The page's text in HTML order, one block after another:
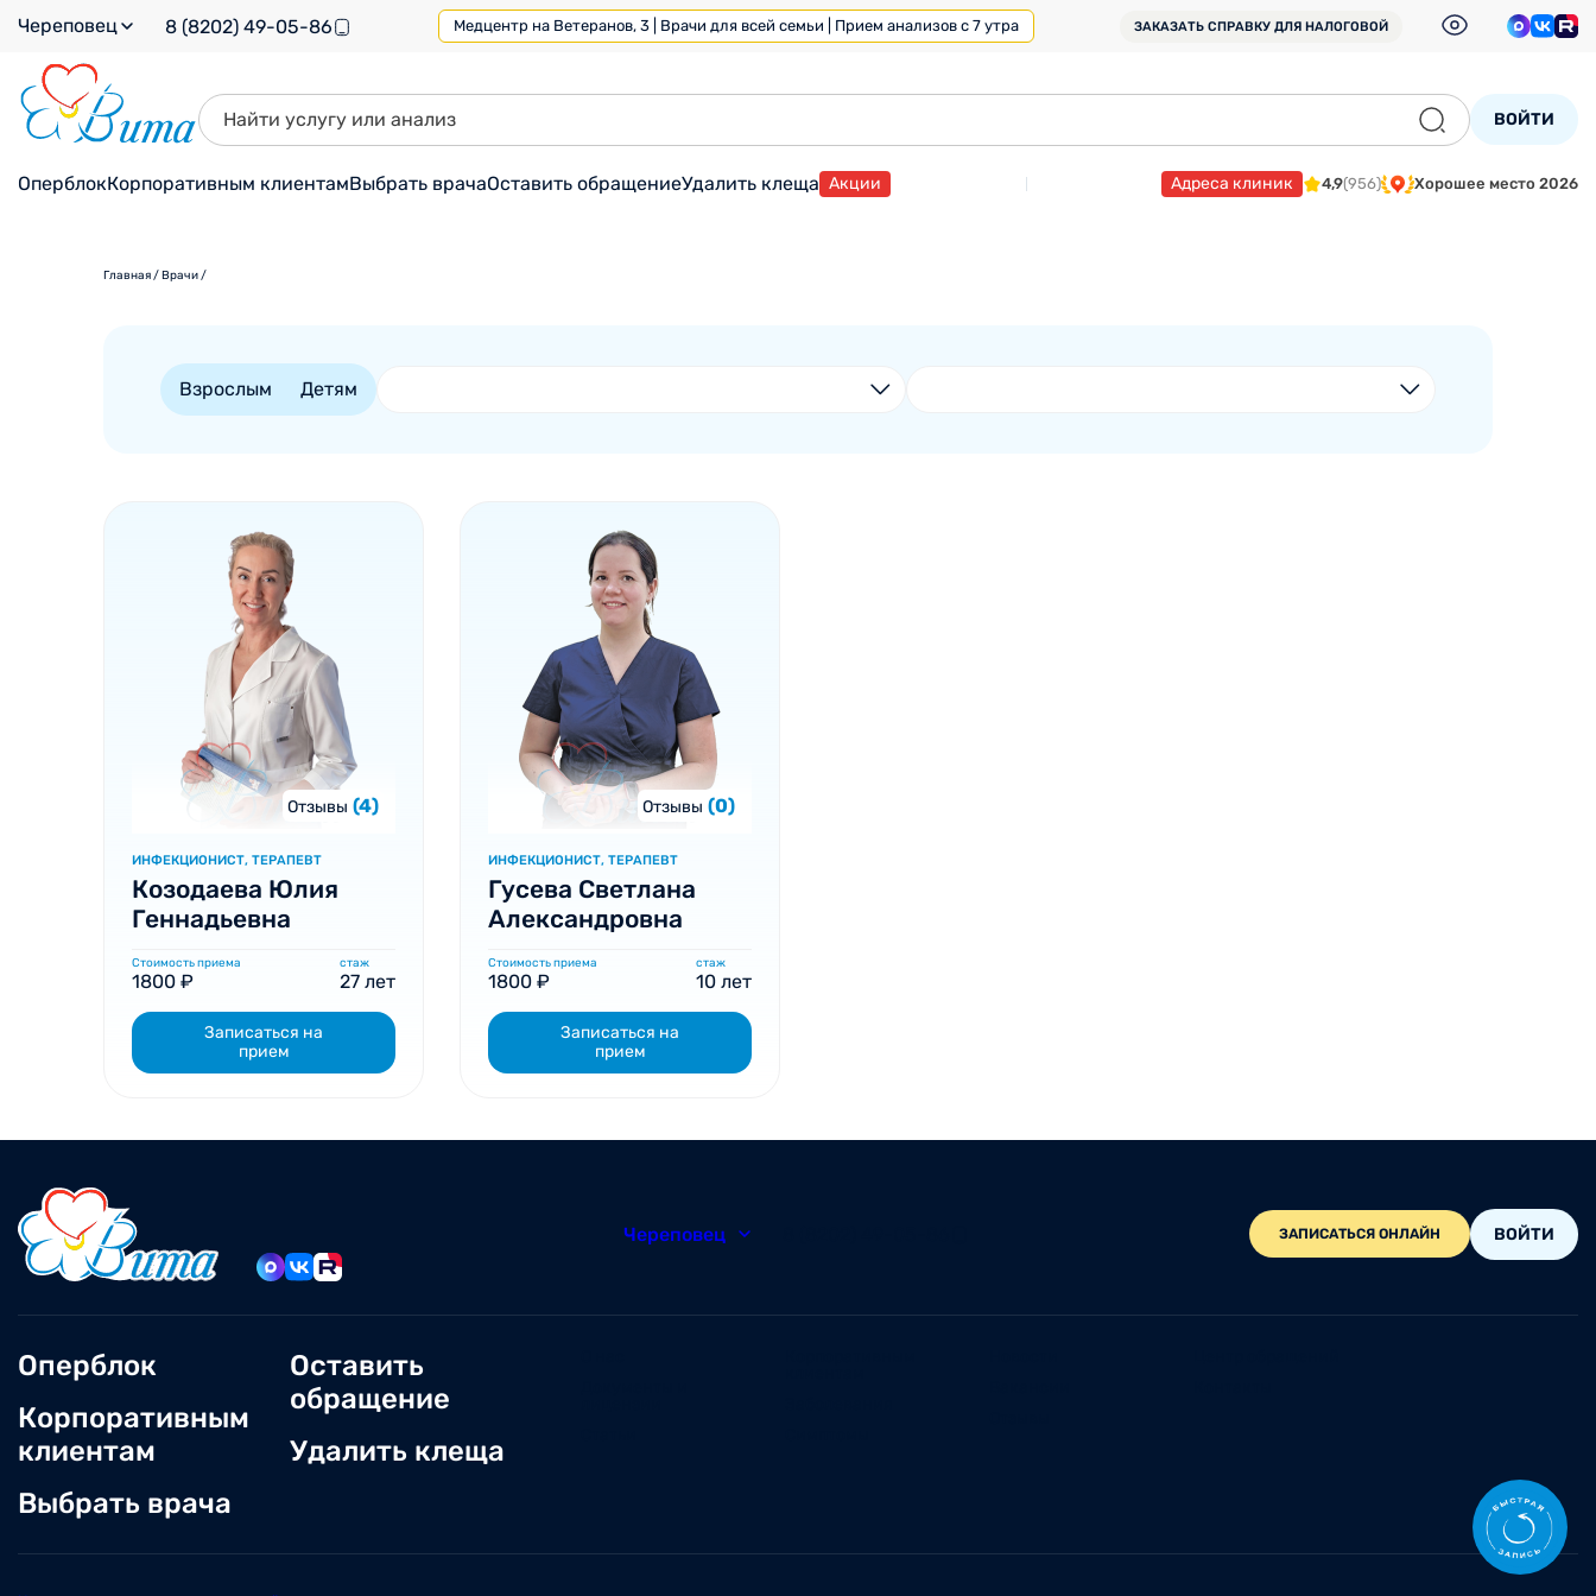
Череповец 8 (8202) 49-05-86 Медцентр на Ветеранов, 3 | Врачи для всей семьи | Прием анализов с 7 утра ЗАКАЗАТЬ СПРАВКУ ДЛЯ НАЛОГОВОЙ
ВОЙТИ
ОперблокКорпоративным клиентамВыбрать врачаОставить обращениеУдалить клеща Акции Адреса клиник 4,9(956) Хорошее место 2026
Главная/Врачи/
Взрослым Детям
Отзывы (4)
ИНФЕКЦИОНИСТ, ТЕРАПЕВТ
Козодаева Юлия
Геннадьевна
Стоимость приема
1800 ₽
стаж
27 лет
Записаться на
прием
Отзывы (0)
ИНФЕКЦИОНИСТ, ТЕРАПЕВТ
Гусева Светлана
Александровна
Стоимость приема
1800 ₽
стаж
10 лет
Записаться на
прием
Череповец ЗАПИСАТЬСЯ ОНЛАЙН ВОЙТИ
Оперблок
Корпоративным
клиентам
Выбрать врача
Оставить
обращение
Удалить клеща